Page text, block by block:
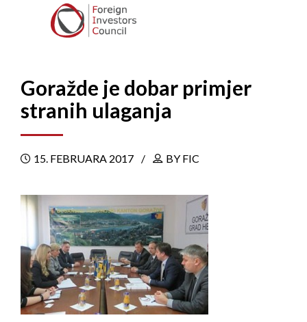
Goražde je dobar primjer
stranih ulaganja
15. FEBRUARA 2017 BY FIC